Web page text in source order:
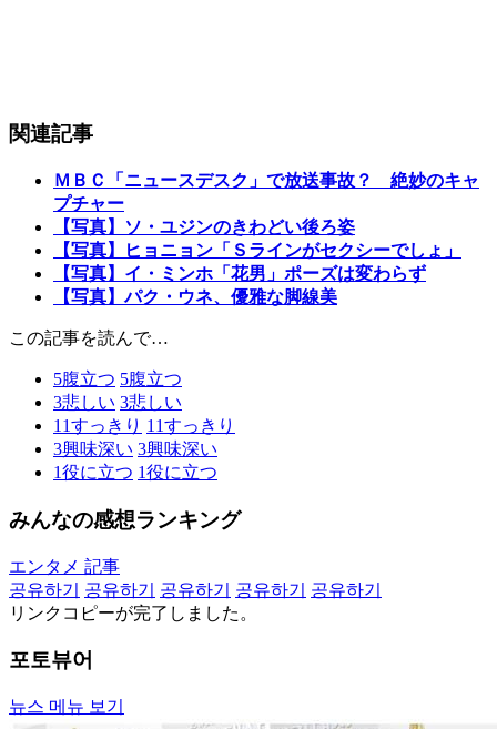
関連記事
ＭＢＣ「ニュースデスク」で放送事故？ 絶妙のキャ
プチャー
【写真】ソ・ユジンのきわどい後ろ姿
【写真】ヒョニョン「Ｓラインがセクシーでしょ」
【写真】イ・ミンホ「花男」ポーズは変わらず
【写真】パク・ウネ、優雅な脚線美
この記事を読んで…
5腹立つ 5腹立つ
3悲しい 3悲しい
11すっきり 11すっきり
3興味深い 3興味深い
1役に立つ 1役に立つ
みんなの感想ランキング
エンタメ 記事
공유하기
공유하기 공유하기 공유하기
공유하기
リンクコピーが完了しました。
포토뷰어
뉴스 메뉴 보기